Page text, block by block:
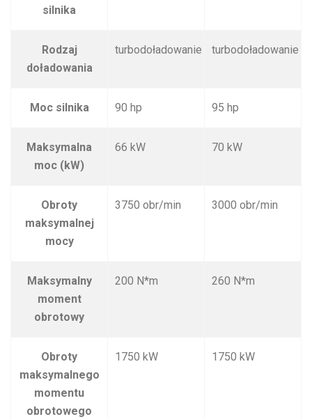
silnika
Rodzaj
doładowania
turbodoładowanie turbodoładowanie
Moc silnika 90 hp 95 hp
Maksymalna
moc (kW)
66 kW 70 kW
Obroty
maksymalnej
mocy
3750 obr/min 3000 obr/min
Maksymalny
moment
obrotowy
200 N*m 260 N*m
Obroty
maksymalnego
momentu
obrotowego
1750 kW 1750 kW